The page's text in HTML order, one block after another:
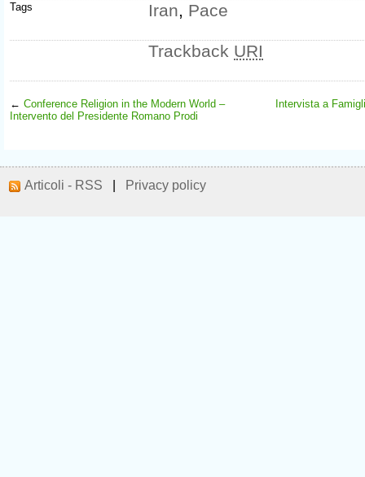
Tags Iran, Pace
Trackback URI
← Conference Religion in the Modern World –
Intervento del Presidente Romano Prodi
Intervista a
Articoli - RSS Privacy policy